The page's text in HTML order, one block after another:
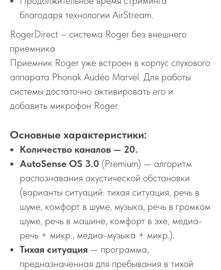
благодаря технологии AirStream.
RogerDirect – система Roger без внешнего
приемника
Приемник Roger уже встроен в корпус слухового
аппарата Phonak Audéo Marvel. Для работы
системы достаточно активировать его и
добавить микрофон Roger.
Основные характеристики:
Количество каналов — 20.
AutoSense OS 3.0 (Premium) — алгоритм
распознавания акустической обстановки
(варианты ситуаций: тихая ситуация, речь в
шуме, комфорт в шуме, музыка, речь в громком
шуме, речь в машине, комфорт в эхе, медиа-
речь + микр., медиа-музыка + микр.).
Тихая ситуация — программа,
предназначенная для пребывания в тихой